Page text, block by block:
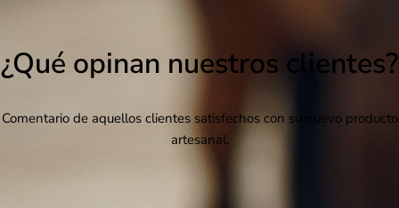
¿Qué opinan nuestros clientes?
Comentario de aquellos clientes satisfechos con su nuevo producto
artesanal.